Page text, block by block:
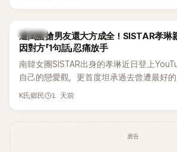
的錄音內容，而A也首度承認自己過去曾是
像團體的「站姐」，事件持續延燒。
K-POP
遭閨蜜搶男友還大方成全！SISTAR孝
因對方「1句話」忍痛放手
南韓女團SISTAR出身的孝琳近日登上
自己的戀愛觀，更首度坦承過去曾遭最好
表示，當時選擇瀟灑放手，但如果同樣的事
K氏鄉民 1 天前
廣告